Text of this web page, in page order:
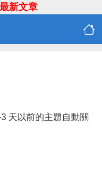
新文章
天以前的主題自動關